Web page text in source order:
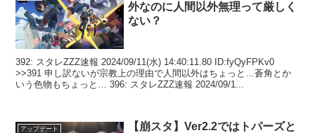
外なのに人間以外無理って厳しく
ない？
392: スタレZZZ速報 2024/09/11(水) 14:40:11.80 ID:fyQyFPKv0
>>391 申し訳ないが宗教上の理由で人間以外はちょっと…蒼角とか
いう色物もちょっと… 396: スタレZZZ速報 2024/09/1...
アップデート
【崩スタ】Ver2.2ではトパーズと